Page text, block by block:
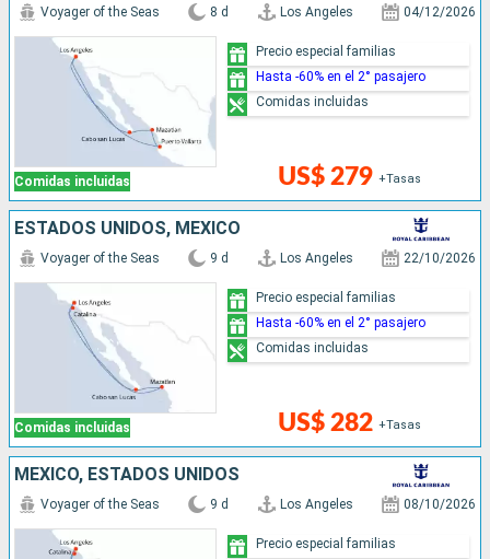
Comidas incluidas
Voyager of the Seas 8 d Los Angeles 04/12/2026
US$ 279 +Tasas
Precio especial familias
Hasta -60% en el 2° pasajero
Comidas incluidas
ESTADOS UNIDOS, MÉXICO
Comidas incluidas
Voyager of the Seas 9 d Los Angeles 22/10/2026
US$ 282 +Tasas
Precio especial familias
Hasta -60% en el 2° pasajero
Comidas incluidas
MÉXICO, ESTADOS UNIDOS
Voyager of the Seas 9 d Los Angeles 08/10/2026
Precio especial familias